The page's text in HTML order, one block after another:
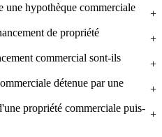
une hypothèque commerciale
de propriété
commercial sont-ils
détenue par une
propriété commerciale puis-